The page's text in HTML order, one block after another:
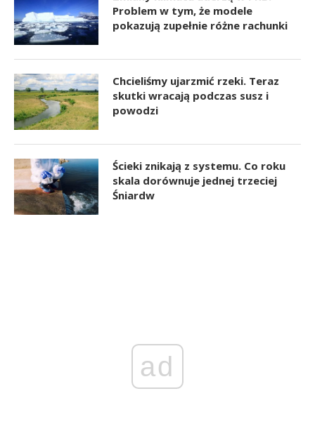
Problem w tym, że modele
pokazują zupełnie różne rachunki
Chcieliśmy ujarzmić rzeki. Teraz
skutki wracają podczas susz i
powodzi
Ścieki znikają z systemu. Co roku
skala dorównuje jednej trzeciej
Śniardw
ad